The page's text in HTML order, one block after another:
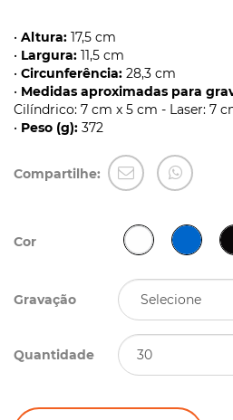
• Altura: 17,5 cm
• Largura: 11,5 cm
• Circunferência: 28,3 cm
• Medidas aproximadas para
Cilíndrico: 7 cm x 5 cm - Laser: 7
• Peso (g): 372
Compartilhe:
Cor
Gravação
Quantidade